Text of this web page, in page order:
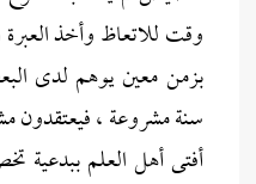
وقت للاتعاظ وأخذ
بزمن معين يوهم لدى
سنة مشروعة ، فيعتقدون
أفتى أهل العلم ببدعية